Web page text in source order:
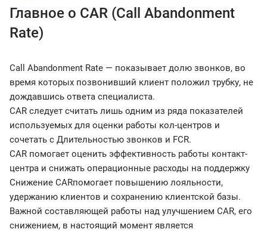
Главное о CAR (Call Abandonment
Rate)
Call Abandonment Rate — показывает долю звонков, во
время которых позвонивший клиент положил трубку, не
дождавшись ответа специалиста.
CAR следует считать лишь одним из ряда показателей
используемых для оценки работы кол-центров и
сочетать с Длительностью звонков и FCR.
CAR помогает оценить эффективность работы контакт-
центра и снижать операционные расходы на поддержку
Снижение CARпомогает повышению лояльности,
удержанию клиентов и сохранению клиентской базы.
Важной составляющей работы над улучшением CAR, его
снижением, в настоящий момент является